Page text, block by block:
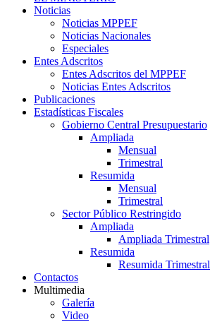
Noticias
Noticias MPPEF
Noticias Nacionales
Especiales
Entes Adscritos
Entes Adscritos del MPPEF
Noticias Entes Adscritos
Publicaciones
Estadísticas Fiscales
Gobierno Central Presupuestario
Ampliada
Mensual
Trimestral
Resumida
Mensual
Trimestral
Sector Público Restringido
Ampliada
Ampliada Trimestral
Resumida
Resumida Trimestral
Contactos
Multimedia
Galería
Video